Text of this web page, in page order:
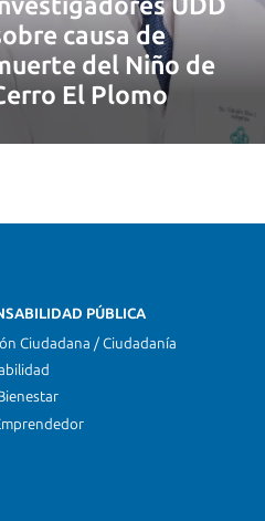
causa de
del Niño de
El Plomo
PÚBLICA
Ciudadana / Ciudadanía